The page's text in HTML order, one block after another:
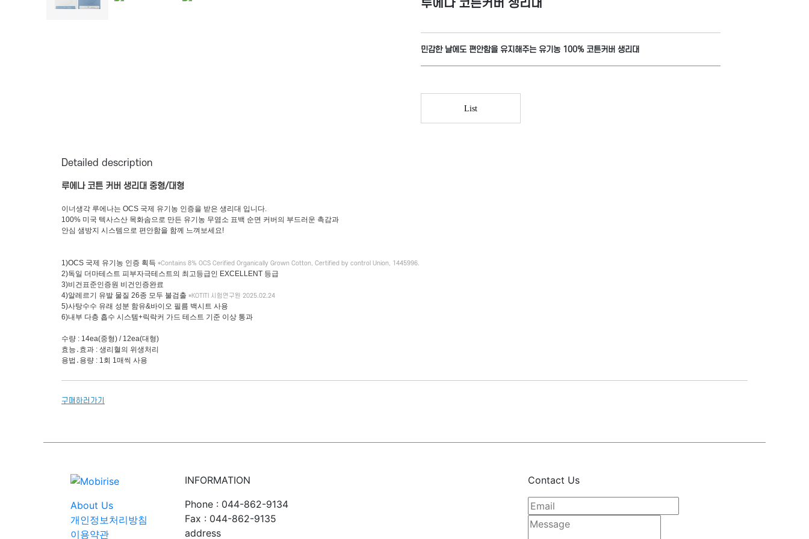
루에나 코튼커버 생리대
민감한 날에도 편안함을 유지해주는 유기농 100% 코튼커버 생리대
List
Detailed description
루에나 코튼 커버 생리대 중형/대형
이너생각 루에나는 OCS 국제 유기농 인증을 받은 생리대 입니다.
100% 미국 텍사스산 목화솜으로 만든 유기농 무염소 표백 순면 커버의 부드러운 촉감과
안심 샘방지 시스템으로 편안함을 함께 느껴보세요!
1)OCS 국제 유기농 인증 획득 *Contains 8% OCS Cerified Organically Grown Cotton, Certified by control Union, 1445996.
2)독일 더마테스트 피부자극테스트의 최고등급인 EXCELLENT 등급
3)비건표준인증원 비건인증완료
4)알레르기 유발 물질 26종 모두 불검출 *KOTITI 시험연구원 2025.02.24
5)사탕수수 유래 성분 함유&바이오 필름 백시트 사용
6)내부 다층 흡수 시스템+릭락커 가드 테스트 기준 이상 통과
수량 : 14ea(중형) / 12ea(대형)
효능․효과 : 생리혈의 위생처리
용법․용량 : 1회 1매씩 사용
구매하러가기
About Us
개인정보처리방침
이용약관
INFORMATION
Phone : 044-862-9134
Fax : 044-862-9135
address
Contact Us